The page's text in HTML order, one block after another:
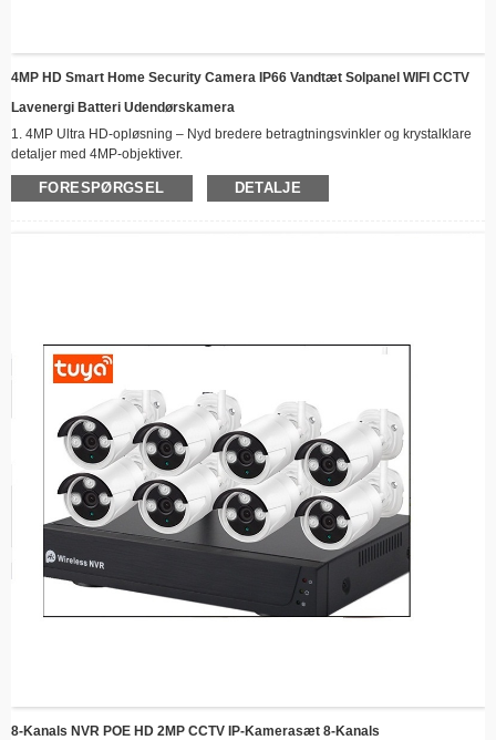
4MP HD Smart Home Security Camera IP66 Vandtæt Solpanel WIFI CCTV
Lavenergi Batteri Udendørskamera
1. 4MP Ultra HD-opløsning – Nyd bredere betragtningsvinkler og krystalklare
detaljer med 4MP-objektiver.
2. Farve-nattesyn – Sørg for kontinuerlig og levende overvågning døgnet rundt,
selv i svag belysning.
6. Fleksible lagringsløsninger – Vælg mellem cloud-lagring eller et 128 GB TF-
kort til sikker databackup.
7. Adgang for flere brugere – Del nemt livefeeds med familie eller gæster for
problemfri visning.
8. Holdbarhed i al slags vejr – Bygget til at modstå al slags vejr, hvilket gør den
perfekt til både indendørs og udendørs brug.
FORESPØRGSEL DETALJE
8-Kanals NVR POE HD 2MP CCTV IP-Kamerasæt 8-Kanals